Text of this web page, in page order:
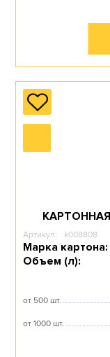
Артикул: k008808
Марка картона:
Объем (л):
от 500 шт.
от 1000 шт.